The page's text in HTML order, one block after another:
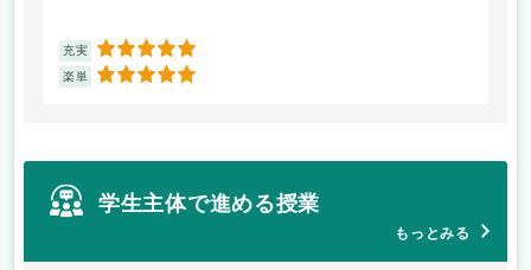
充実 5
楽単 5
学生主体で進める授業
もっとみる